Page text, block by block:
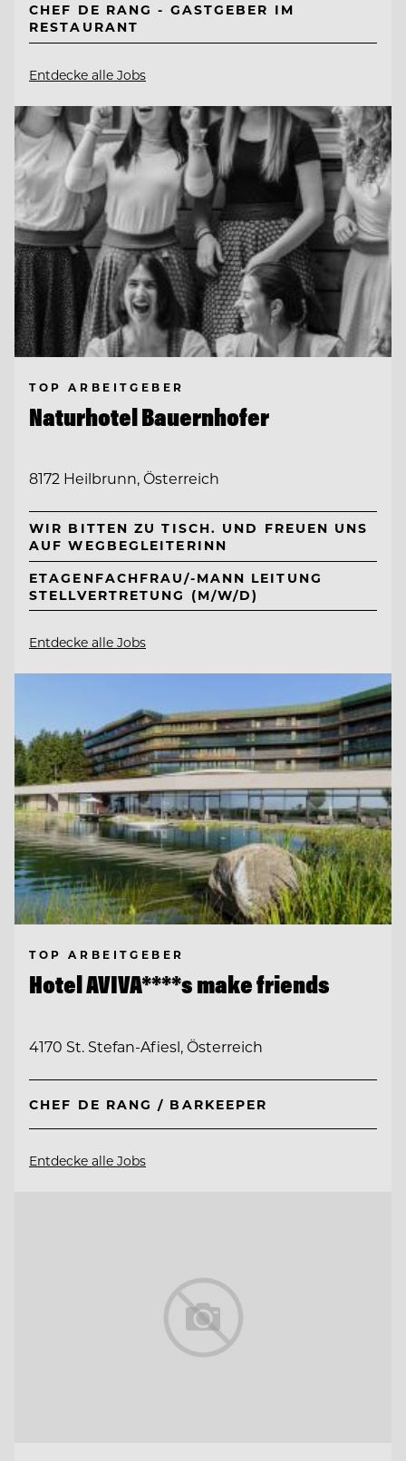
CHEF DE RANG - GASTGEBER IM
RESTAURANT
Entdecke alle Jobs
TOP ARBEITGEBER
Naturhotel Bauernhofer
8172 Heilbrunn, Österreich
WIR BITTEN ZU TISCH. UND FREUEN UNS
AUF WEGBEGLEITERINN
ETAGENFACHFRAU/-MANN LEITUNG
STELLVERTRETUNG (M/W/D)
Entdecke alle Jobs
TOP ARBEITGEBER
Hotel AVIVA****s make friends
4170 St. Stefan-Afiesl, Österreich
CHEF DE RANG / BARKEEPER
Entdecke alle Jobs